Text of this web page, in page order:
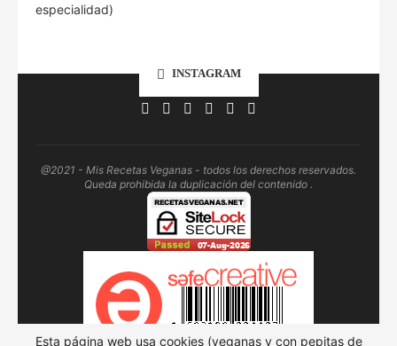
especialidad)
INSTAGRAM
@2021 - Mis Recetas Veganas - todos los derechos reservados.
Queda prohibida la duplicación del contenido .
Esta página web usa cookies (veganas y con pepitas de